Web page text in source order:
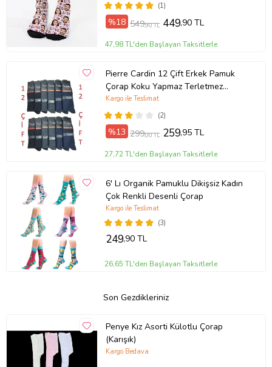
(1)
%18 549,90 TL 449,90 TL
47,98 TL'den Başlayan Taksitlerle
Pierre Cardin 12 Çift Erkek Pamuk
Çorap Koku Yapmaz Terletmez
Çeyizlik (Karışık)
(2)
Kargo ile Teslimat
%13 299,00 TL 259,95 TL
27,72 TL'den Başlayan Taksitlerle
6' Lı Organik Pamuklu Dikişsiz Kadın
Çok Renkli Desenli Çorap
(3)
Kargo ile Teslimat
249,90 TL
26,65 TL'den Başlayan Taksitlerle
Son Gezdikleriniz
Penye Kız Asorti Külotlu Çorap
(Karışık)
Kargo Bedava